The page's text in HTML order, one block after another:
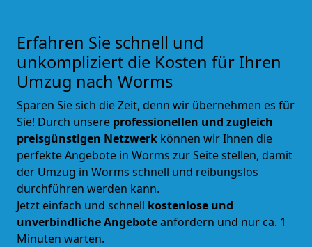
Erfahren Sie schnell und
unkompliziert die Kosten für Ihren
Umzug nach Worms
Sparen Sie sich die Zeit, denn wir übernehmen es für
Sie! Durch unsere professionellen und zugleich
preisgünstigen Netzwerk können wir Ihnen die
perfekte Angebote in Worms zur Seite stellen, damit
der Umzug in Worms schnell und reibungslos
durchführen werden kann.
Jetzt einfach und schnell kostenlose und
unverbindliche Angeboteanfordern und nur ca. 1
Minuten warten.